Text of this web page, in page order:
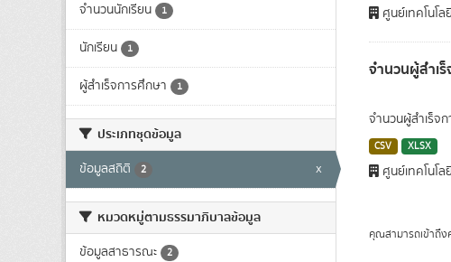
จำนวนนักเรียน 1
นักเรียน 1
ผู้สำเร็จการศึกษา 1
ประเภทชุดข้อมูล
ข้อมูลสถิติ 2 x
หมวดหมู่ตามธรรมาภิบาลข้อมูล
ข้อมูลสาธารณะ 2
ศูนย์เทคโนโล
จำนวนผู้สำเ
จำนวนผู้สำเร็จ
CSV XLSX
ศูนย์เทคโนโล
คุณสามารถเข้าถึง